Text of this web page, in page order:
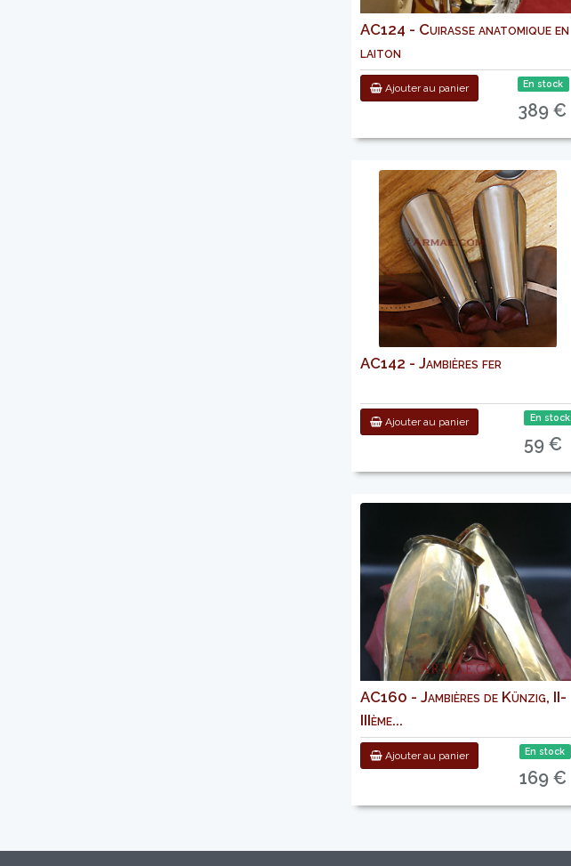
AC124 - Cuirasse anatomique en
laiton
Ajouter au panier En stock
389 €
AC142 - Jambières fer
Ajouter au panier En stock
59 €
AC160 - Jambières de Künzig, II-
IIIème...
Ajouter au panier En stock
169 €